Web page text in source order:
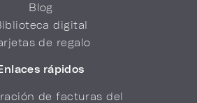
Blog
digital
de regalo
rápidos
de facturas del